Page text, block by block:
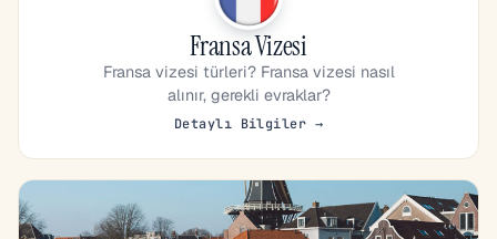
Fransa Vizesi
Fransa vizesi türleri? Fransa vizesi nasıl
alınır, gerekli evraklar?
Detaylı Bilgiler →